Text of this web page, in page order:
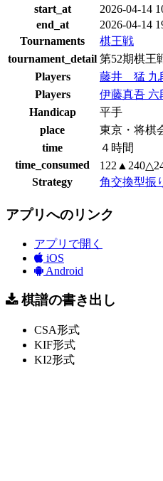
start_at
2026-04-14
end_at
2026-04-14
Tournaments
棋王戦
tournament_detail 第52期棋王
Players
藤井 猛 九
Players
伊藤真吾 六
Handicap
平手
place
東京・将棋
time
４時間
time_consumed
Strategy
角交換型振
アプリへのリンク
アプリで開く
iOS
Android
棋譜の書き出し
CSA形式
KIF形式
KI2形式